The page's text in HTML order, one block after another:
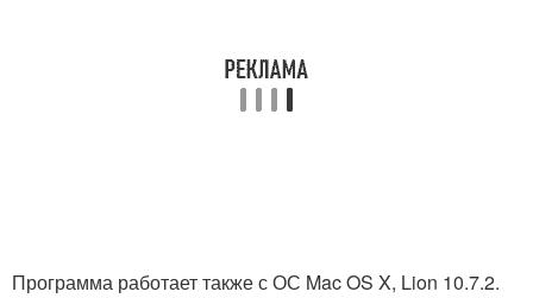
Программа работает также с ОС Mac OS X, Lion 10.7.2.